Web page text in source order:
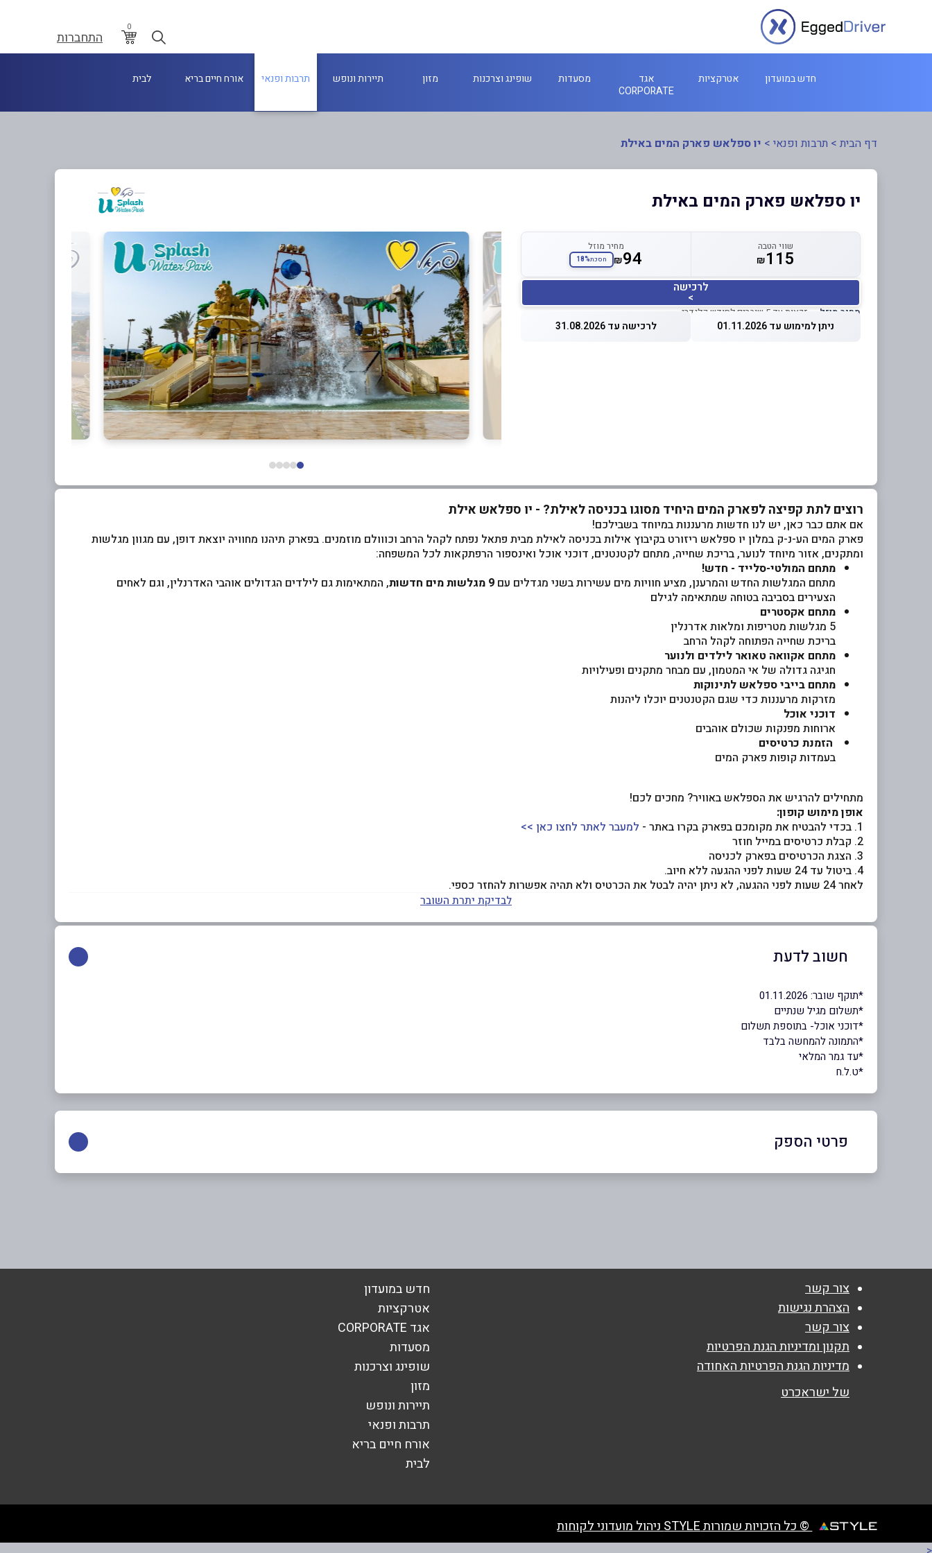
0
התחברות
חדש במועדון אטרקציות
אגד
CORPORATE
מסעדות שופינג וצרכנות מזון תיירות ונופש תרבות ופנאי אורח חיים בריא לבית
דף הבית > תרבות ופנאי > יו ספלאש פארק המים באילת
יו ספלאש פארק המים באילת
שווי הטבה
₪115
מחיר מוזל
₪94 חסכת18%
לרכישה
>
מחיר מוזל — זכאות עד 5 שוברים לחודש קלנדרי
ניתן למימוש עד 01.11.2026 לרכישה עד 31.08.2026
רוצים לתת קפיצה לפארק המים היחיד מסוגו בכניסה לאילת? - יו ספלאש אילת
אם אתם כבר כאן, יש לנו חדשות מרעננות במיוחד בשבילכם!
פארק המים הע-נ-ק במלון יו ספלאש ריזורט בקיבוץ אילות בכניסה לאילת מבית פתאל נפתח לקהל הרחב וכווולם מוזמנים. בפארק תיהנו מחוויה יוצאת דופן, עם מגוון מגלשות
ומתקנים, אזור מיוחד לנוער, בריכת שחייה, מתחם לקטנטנים, דוכני אוכל ואינספור הרפתקאות לכל המשפחה:
מתחם המולטי-סלייד - חדש!
מתחם המגלשות החדש והמרענן, מציע חוויות מים עשירות בשני מגדלים עם 9 מגלשות מים חדשות
, המתאימות גם לילדים הגדולים אוהבי האדרנלין, וגם לאחים
הצעירים בסביבה בטוחה שמתאימה לגילם
מתחם אקסטרים
5 מגלשות מטריפות ומלאות אדרנלין
בריכת שחייה הפתוחה לקהל הרחב
מתחם אקוואה טאואר לילדים ולנוער
חגיגה גדולה של אי המטמון, עם מבחר מתקנים ופעילויות
מתחם בייבי ספלאש לתינוקות
מזרקות מרעננות כדי שגם הקטנטנים יוכלו ליהנות
דוכני אוכל
ארוחות מפנקות שכולם אוהבים
הזמנת כרטיסים
בעמדות קופות פארק המים
מתחילים להרגיש את הספלאש באוויר? מחכים לכם!
אופן מימוש קופון:
1. בכדי להבטיח את מקומכם בפארק בקרו באתר -
למעבר לאתר לחצו כאן >>
2. קבלת כרטיסים במייל חוזר
3. הצגת הכרטיסים בפארק לכניסה
4. ביטול עד 24 שעות לפני ההגעה ללא חיוב.
לאחר 24 שעות לפני ההגעה, לא ניתן יהיה לבטל את הכרטיס ולא תהיה אפשרות להחזר כספי.
לבדיקת יתרת השובר
חשוב לדעת
*תוקף שובר: 01.11.2026
*תשלום מגיל שנתיים
*דוכני אוכל- בתוספת תשלום
*התמונה להמחשה בלבד
*עד גמר המלאי
*ט.ל.ח
פרטי הספק
טלפון* אימייל*
נושא*
אנא חזרו אלי בקשר ל...
הודעה*
צור קשר
הצהרת נגישות
צור קשר
תקנון ומדיניות הגנת הפרטיות
מדיניות הגנת הפרטיות האחודה
של ישראכרט
חדש במועדון
אטרקציות
אגד CORPORATE
מסעדות
שופינג וצרכנות
מזון
תיירות ונופש
תרבות ופנאי
אורח חיים בריא
לבית
© כל הזכויות שמורות STYLE ניהול מועדוני לקוחות